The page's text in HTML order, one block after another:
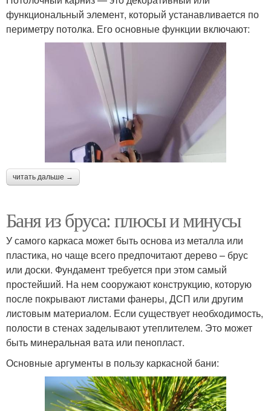
функциональный элемент, который устанавливается по
периметру потолка. Его основные функции включают:
читать дальше →
Баня из бруса: плюсы и минусы
У самого каркаса может быть основа из металла или
пластика, но чаще всего предпочитают дерево – брус
или доски. Фундамент требуется при этом самый
простейший. На нем сооружают конструкцию, которую
после покрывают листами фанеры, ДСП или другим
листовым материалом. Если существует необходимость,
полости в стенах заделывают утеплителем. Это может
быть минеральная вата или пенопласт.
Основные аргументы в пользу каркасной бани: